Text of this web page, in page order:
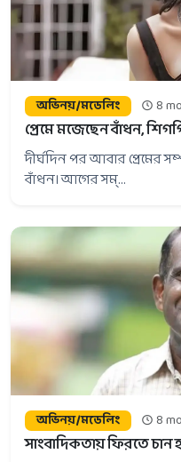
অভিনয়/মডেলিং 8
প্রেমে মজেছেন বাঁধন,
দীর্ঘদিন পর আবার প্রেমের
বাঁধন। আগের সম্...
অভিনয়/মডেলিং 8
সাংবাদিকতায় ফিরতে চান